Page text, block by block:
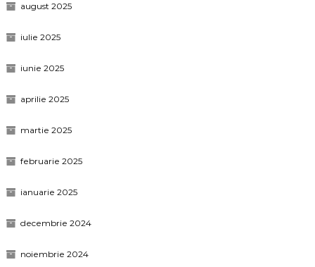
august 2025
iulie 2025
iunie 2025
aprilie 2025
martie 2025
februarie 2025
ianuarie 2025
decembrie 2024
noiembrie 2024